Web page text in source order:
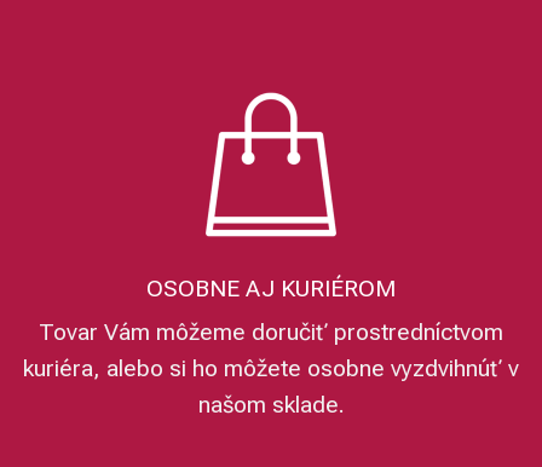
OSOBNE AJ KURIÉROM
Tovar Vám môžeme doručiť prostredníctvom
kuriéra, alebo si ho môžete osobne vyzdvihnúť v
našom sklade.